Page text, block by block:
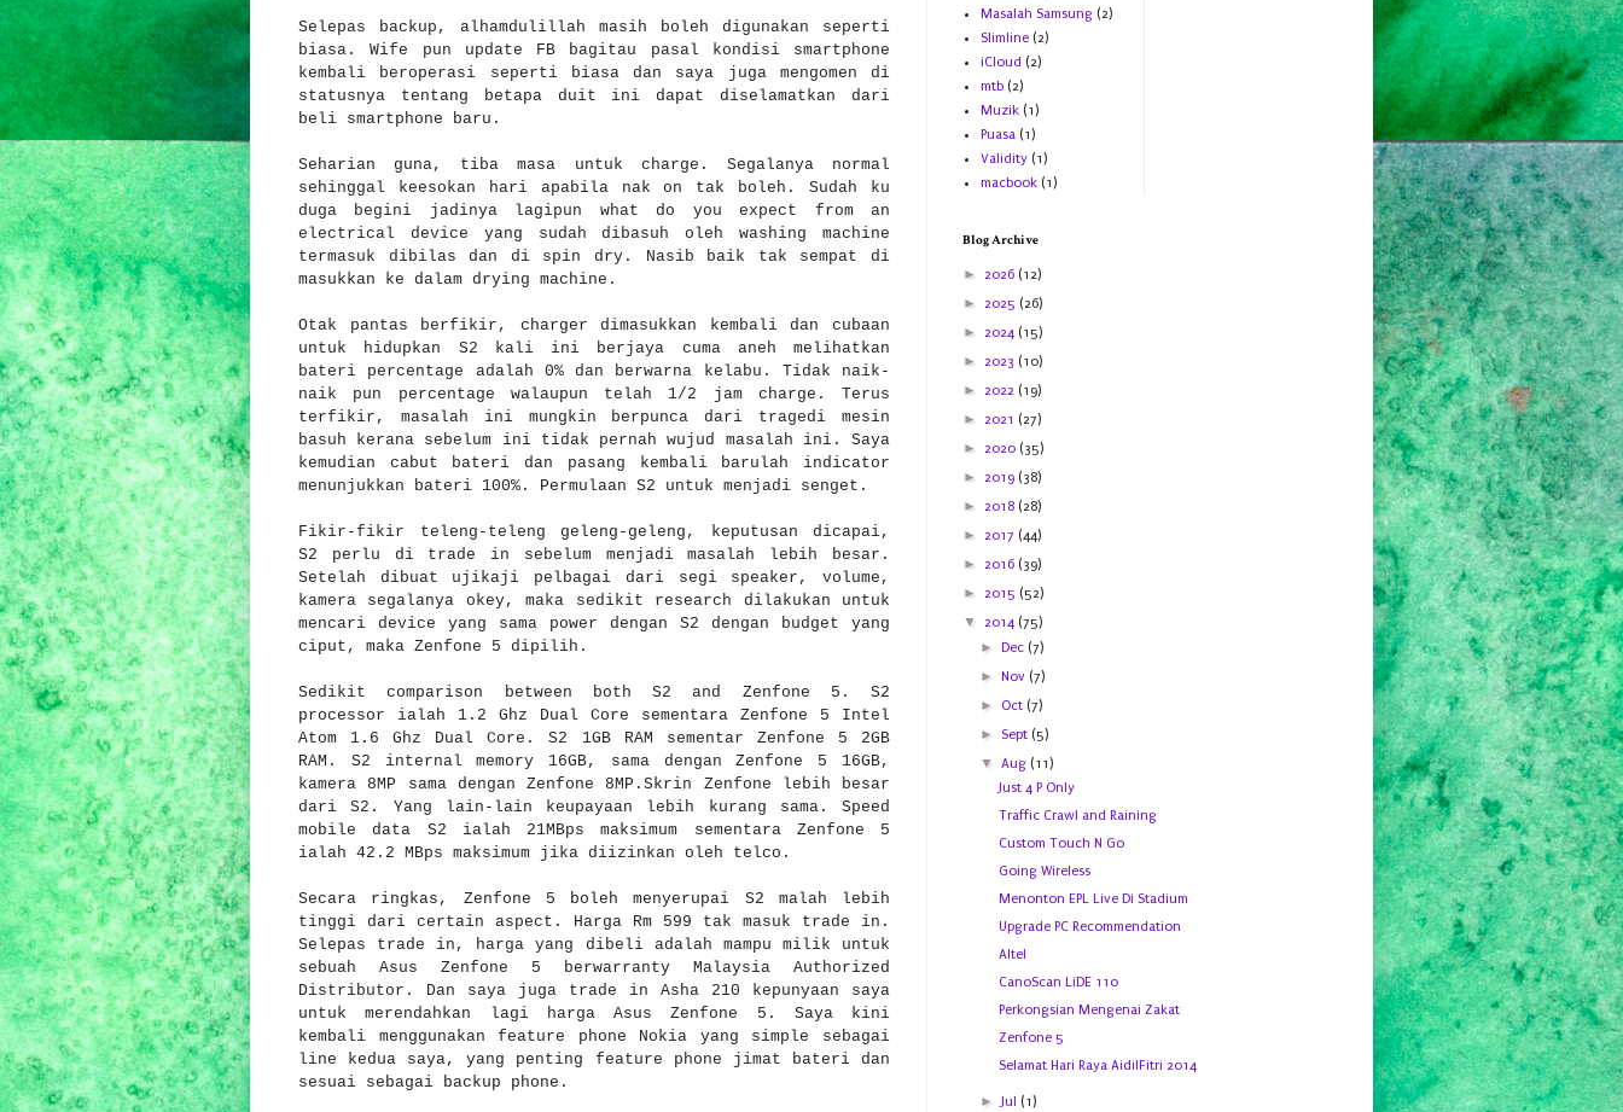
Selepas backup, alhamdulillah masih boleh digunakan seperti
biasa. Wife pun update FB bagitau pasal kondisi smartphone
kembali beroperasi seperti biasa dan saya juga mengomen di
statusnya tentang betapa duit ini dapat diselamatkan dari
beli smartphone baru.
Seharian guna, tiba masa untuk charge. Segalanya normal
sehinggal keesokan hari apabila nak on tak boleh. Sudah ku
duga begini jadinya lagipun what do you expect from an
electrical device yang sudah dibasuh oleh washing machine
termasuk dibilas dan di spin dry. Nasib baik tak sempat di
masukkan ke dalam drying machine.
Otak pantas berfikir, charger dimasukkan kembali dan cubaan
untuk hidupkan S2 kali ini berjaya cuma aneh melihatkan
bateri percentage adalah 0% dan berwarna kelabu. Tidak naik-
naik pun percentage walaupun telah 1/2 jam charge. Terus
terfikir, masalah ini mungkin berpunca dari tragedi mesin
basuh kerana sebelum ini tidak pernah wujud masalah ini. Saya
kemudian cabut bateri dan pasang kembali barulah indicator
menunjukkan bateri 100%. Permulaan S2 untuk menjadi senget.
Fikir-fikir teleng-teleng geleng-geleng, keputusan dicapai,
S2 perlu di trade in sebelum menjadi masalah lebih besar.
Setelah dibuat ujikaji pelbagai dari segi speaker, volume,
kamera segalanya okey, maka sedikit research dilakukan untuk
mencari device yang sama power dengan S2 dengan budget yang
ciput, maka Zenfone 5 dipilih.
Sedikit comparison between both S2 and Zenfone 5. S2
processor ialah 1.2 Ghz Dual Core sementara Zenfone 5 Intel
Atom 1.6 Ghz Dual Core. S2 1GB RAM sementar Zenfone 5 2GB
RAM. S2 internal memory 16GB, sama dengan Zenfone 5 16GB,
kamera 8MP sama dengan Zenfone 8MP.Skrin Zenfone lebih besar
dari S2. Yang lain-lain keupayaan lebih kurang sama. Speed
mobile data S2 ialah 21MBps maksimum sementara Zenfone 5
ialah 42.2 MBps maksimum jika diizinkan oleh telco.
Secara ringkas, Zenfone 5 boleh menyerupai S2 malah lebih
tinggi dari certain aspect. Harga Rm 599 tak masuk trade in.
Selepas trade in, harga yang dibeli adalah mampu milik untuk
sebuah Asus Zenfone 5 berwarranty Malaysia Authorized
Distributor. Dan saya juga trade in Asha 210 kepunyaan saya
untuk merendahkan lagi harga Asus Zenfone 5. Saya kini
kembali menggunakan feature phone Nokia yang simple sebagai
line kedua saya, yang penting feature phone jimat bateri dan
sesuai sebagai backup phone.
Masalah Samsung (2)
Slimline (2)
iCloud (2)
mtb (2)
Muzik (1)
Puasa (1)
Validity (1)
macbook (1)
Blog Archive
►
2026 (12)
► 2025 (26)
► 2024 (15)
► 2023 (10)
► 2022 (19)
► 2021 (27)
► 2020 (35)
► 2019 (38)
► 2018 (28)
► 2017 (44)
► 2016 (39)
► 2015 (52)
▼ 2014 (75)
►Dec (7)
►Nov (7)
► Oct (7)
► Sept (5)
▼Aug (11)
Just 4 P Only
Traffic Crawl and Raining
Custom Touch N Go
Going Wireless
Menonton EPL Live Di Stadium
Upgrade PC Recommendation
Altel
CanoScan LiDE 110
Perkongsian Mengenai Zakat
Zenfone 5
Selamat Hari Raya AidilFitri 2014
►Jul (1)